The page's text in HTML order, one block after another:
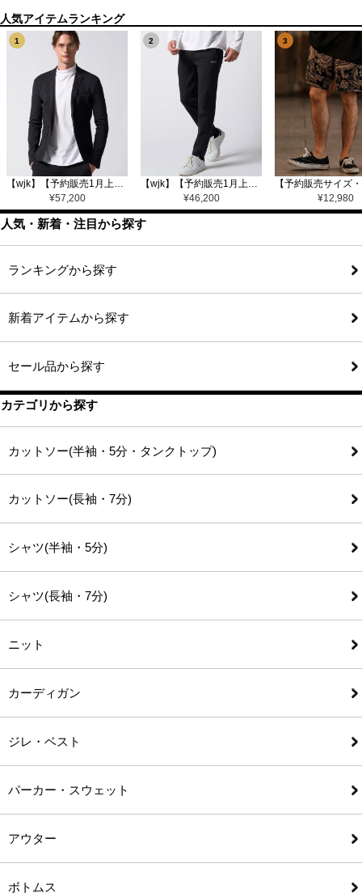
1
【wjk】【予約販売1月上旬～中旬入荷】function knit jacket(jacquard check) ニットジャケット(207 mw08j)
¥57,200
2
【wjk】【予約販売1月上旬～中旬入荷】function knit easy slacks(jacquard check) ニットイージーパンツ(504 mw08j)
¥46,200
3
¥12,980
人気・新着・注目から探す
ランキングから探す
新着アイテムから探す
セール品から探す
カテゴリから探す
カットソー(半袖・5分・タンクトップ)
カットソー(長袖・7分)
シャツ(半袖・5分)
シャツ(長袖・7分)
ニット
カーディガン
ジレ・ベスト
パーカー・スウェット
アウター
ボトムス